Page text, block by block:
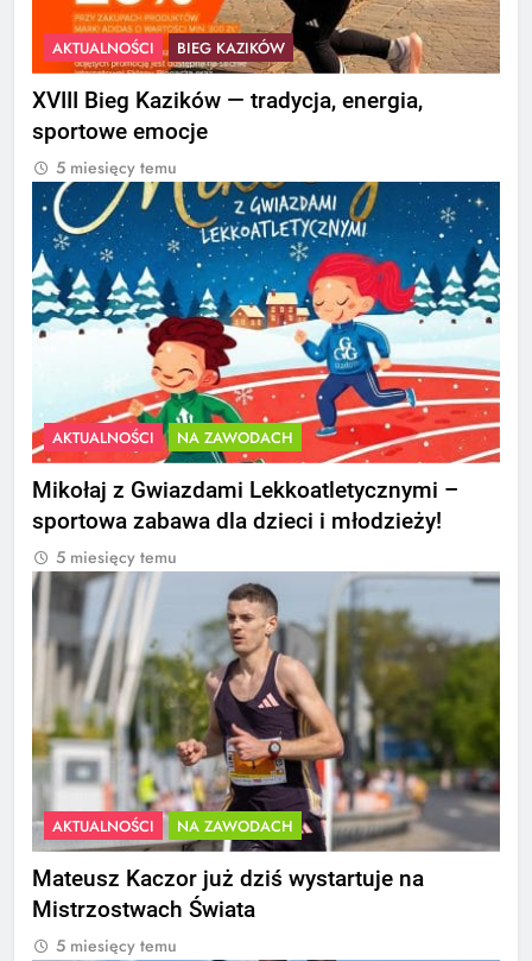
AKTUALNOŚCI BIEG KAZIKÓW
XVIII Bieg Kazików — tradycja, energia,
sportowe emocje
5 miesięcy temu
AKTUALNOŚCI NA ZAWODACH
Mikołaj z Gwiazdami Lekkoatletycznymi –
sportowa zabawa dla dzieci i młodzieży!
5 miesięcy temu
AKTUALNOŚCI NA ZAWODACH
Mateusz Kaczor już dziś wystartuje na
Mistrzostwach Świata
5 miesięcy temu